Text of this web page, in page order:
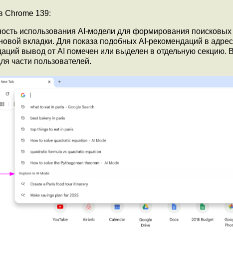
Chrome 139:
использования AI-модели для формирования
вкладки. Для показа подобных AI-рекомендаций в
вывод от AI помечен или выделен в отдельную секцию.
части пользователей.